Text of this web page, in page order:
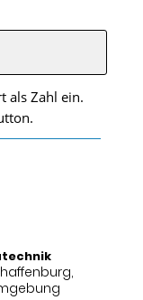
als Zahl ein.